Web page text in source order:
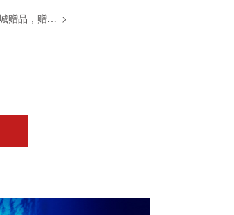
SHEEN便携式气囊梳一把【官方商城赠品，赠完为止】 >